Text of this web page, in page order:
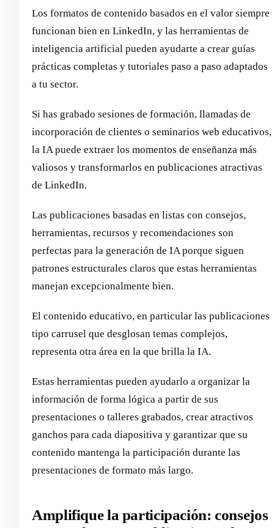
Los formatos de contenido basados en el valor siempre
funcionan bien en LinkedIn, y las herramientas de
inteligencia artificial pueden ayudarte a crear guías
prácticas completas y tutoriales paso a paso adaptados
a tu sector.
Si has grabado sesiones de formación, llamadas de
incorporación de clientes o seminarios web educativos,
la IA puede extraer los momentos de enseñanza más
valiosos y transformarlos en publicaciones atractivas
de LinkedIn.
Las publicaciones basadas en listas con consejos,
herramientas, recursos y recomendaciones son
perfectas para la generación de IA porque siguen
patrones estructurales claros que estas herramientas
manejan excepcionalmente bien.
El contenido educativo, en particular las publicaciones
tipo carrusel que desglosan temas complejos,
representa otra área en la que brilla la IA.
Estas herramientas pueden ayudarlo a organizar la
información de forma lógica a partir de sus
presentaciones o talleres grabados, crear atractivos
ganchos para cada diapositiva y garantizar que su
contenido mantenga la participación durante las
presentaciones de formato más largo.
Amplifique la participación: consejos